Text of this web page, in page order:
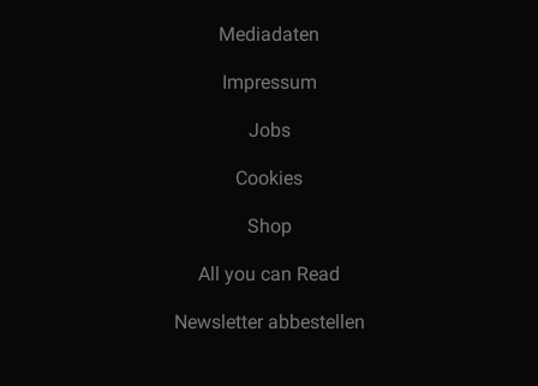
Mediadaten
Impressum
Jobs
Cookies
Shop
All you can Read
Newsletter abbestellen